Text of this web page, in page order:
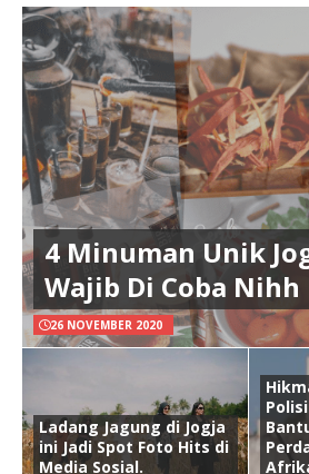
4 Minuman Unik
Wajib Di Coba Nihh
26 NOVEMBER 2020
Ladang Jagung di Jogja
ini Jadi Spot Foto Hits di
Media Sosial.